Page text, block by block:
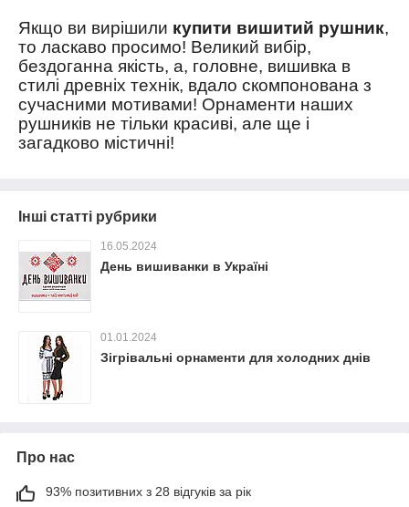
Якщо ви вирішили купити вишитий рушник,
то ласкаво просимо! Великий вибір,
бездоганна якість, а, головне, вишивка в
стилі древніх технік, вдало скомпонована з
сучасними мотивами! Орнаменти наших
рушників не тільки красиві, але ще і
загадково містичні!
Інші статті рубрики
16.05.2024
День вишиванки в Україні
01.01.2024
Зігрівальні орнаменти для холодних днів
Про нас
93% позитивних з 28 відгуків за рік